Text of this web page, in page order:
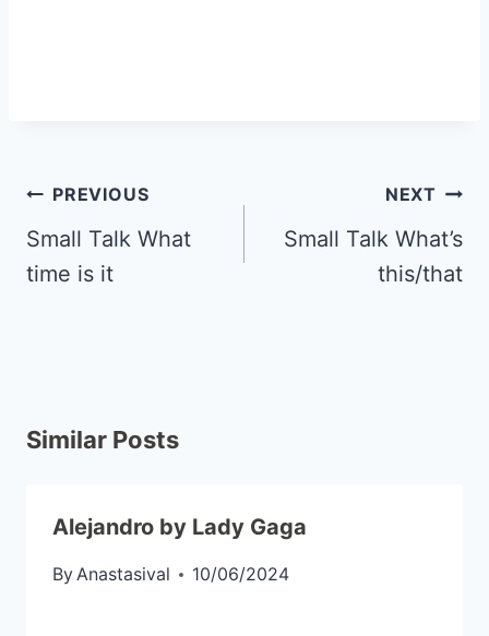
PREVIOUS
Small Talk What
time is it
NEXT
Small Talk What’s
this/that
Similar Posts
Alejandro by Lady Gaga
ByAnastasival 10/06/2024